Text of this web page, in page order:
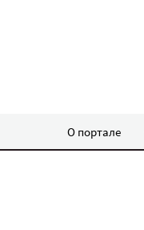
О портале